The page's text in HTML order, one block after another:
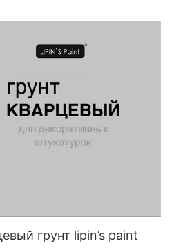
грунт lipin’s paint